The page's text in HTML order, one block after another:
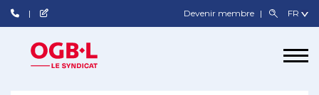
Devenir membre